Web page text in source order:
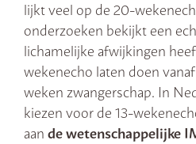
lijkt veel op de 20-
onderzoeken bekijkt een
lichamelijke afwijkingen
wekenecho laten doen
weken zwangerschap. In
kiezen voor de 13-
aan de wetenschappelijke